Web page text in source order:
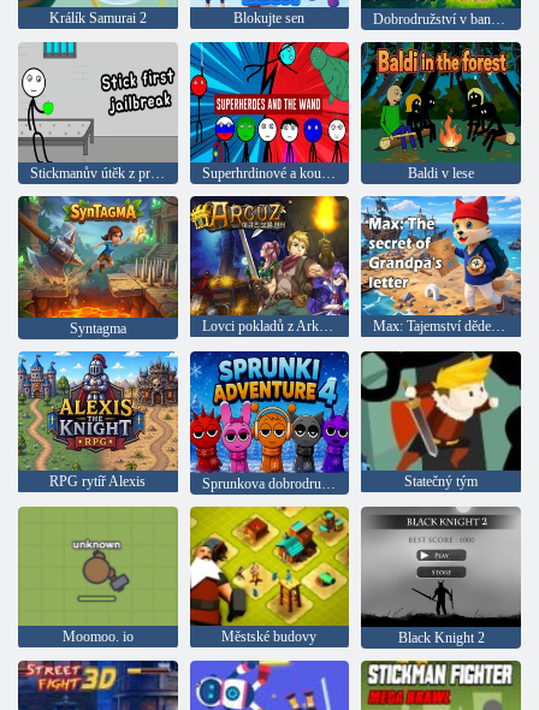
Králík Samurai 2 Blokujte sen Dobrodružství v banánové zemi
Stickmanův útěk z prvního vězení Superhrdinové a kouzelná hůlka Baldi v lese
Syntagma Lovci pokladů z Arkuzy Max: Tajemství dědečkova dopisu
RPG rytíř Alexis Statečný tým
Moomoo. io Městské budovy Black Knight 2